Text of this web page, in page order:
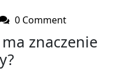
0 Comment
znaczenie